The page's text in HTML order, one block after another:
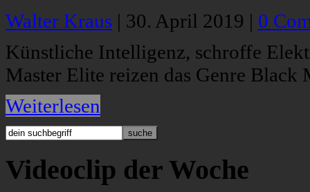
Walter Kraus | 30. April 2019 | 0
Künstliche Intelligenz, schroffe
Master Elite reizen das Genre Black
Weiterlesen
Videoclip der Woche